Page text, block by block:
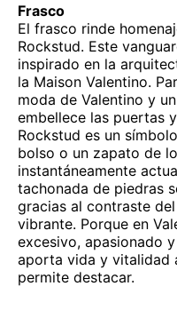
Frasco
El frasco rinde
Rockstud. Este
inspirado en la
la Maison Valentino.
moda de Valentino y
embellece las puertas
Rockstud es un
bolso o un zapato de
instantáneamente
tachonada de piedras
gracias al contraste
vibrante. Porque en
excesivo, apasionado
aporta vida y vitalidad
permite destacar.